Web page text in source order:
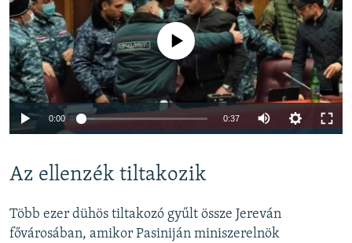
720p 1080p
Jelenleg nincs elérhető tartalom
0:00 0:37
Az ellenzék tiltakozik
Több ezer dühös tiltakozó gyűlt össze Jereván
fővárosában, amikor Pasiniján miniszerelnök